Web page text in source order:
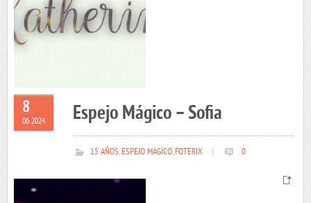
8
06 2024 Espejo Mágico – Sofia
15 AÑOS,ESPEJO MAGICO,FOTERIX 0